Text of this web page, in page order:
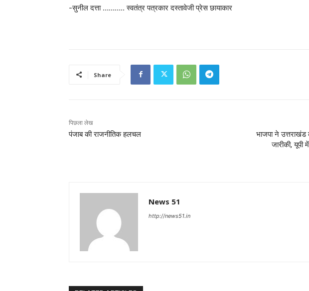
-सुनील दत्ता ……….. स्वतंत्र पत्रकार दस्तावेजी प्रेस छायाकार
Share
पिछला लेख
पंजाब की राजनीतिक हलचल
भाजपा ने उत्तराखंड
जारीकी,
News 51
http://news51.in